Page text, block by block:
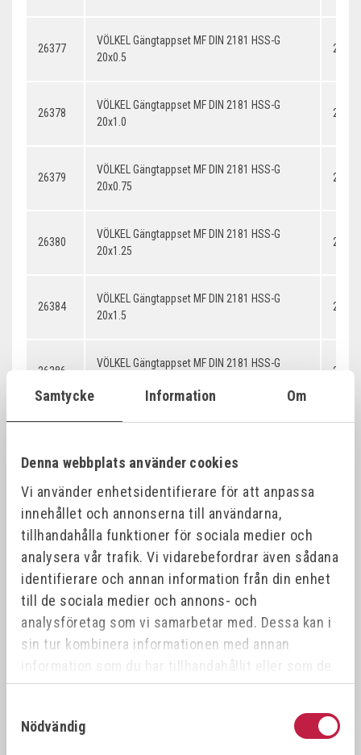
Samtycke Information Om
Denna webbplats använder cookies
Vi använder enhetsidentifierare för att anpassa
innehållet och annonserna till användarna,
tillhandahålla funktioner för sociala medier och
analysera vår trafik. Vi vidarebefordrar även sådana
identifierare och annan information från din enhet
till de sociala medier och annons- och
analysföretag som vi samarbetar med. Dessa kan i
sin tur kombinera informationen med annan
information som du har tillhandahållit eller som de
har samlat in när du har använt deras tjänster.
Nödvändig
26377
VÖLKEL Gängtappset MF DIN 2181 HSS-G
20x0.5
26378
VÖLKEL Gängtappset MF DIN 2181 HSS-G
20x1.0
26379
VÖLKEL Gängtappset MF DIN 2181 HSS-G
20x0.75
26380
VÖLKEL Gängtappset MF DIN 2181 HSS-G
20x1.25
26384
VÖLKEL Gängtappset MF DIN 2181 HSS-G
20x1.5
26386
VÖLKEL Gängtappset MF DIN 2181 HSS-G
26388
VÖLKEL Gängtappset MF DIN 2181 HSS-G
21x1.5
26389
VÖLKEL Gängtappset MF DIN 2181 HSS-G
22x0.5
26390
VÖLKEL Gängtappset MF DIN 2181 HSS-G
22x1.0
VÖLKEL Gängtappset MF DIN 2181 HSS-G